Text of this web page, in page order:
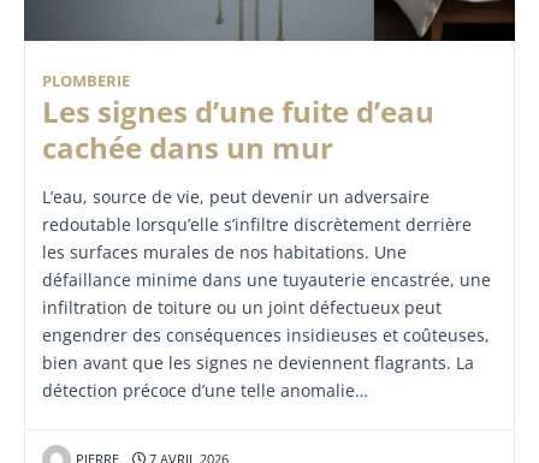
PLOMBERIE
Les signes d’une fuite d’eau
cachée dans un mur
L’eau, source de vie, peut devenir un adversaire
redoutable lorsqu’elle s’infiltre discrètement derrière
les surfaces murales de nos habitations. Une
défaillance minime dans une tuyauterie encastrée, une
infiltration de toiture ou un joint défectueux peut
engendrer des conséquences insidieuses et coûteuses,
bien avant que les signes ne deviennent flagrants. La
détection précoce d’une telle anomalie…
PIERRE 7 AVRIL 2026